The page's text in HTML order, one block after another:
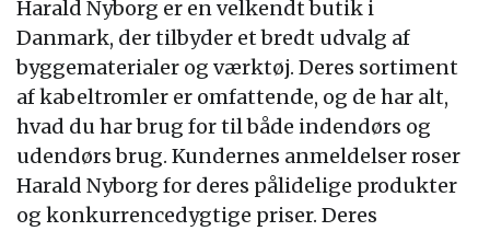
Harald Nyborg er en velkendt butik i
Danmark, der tilbyder et bredt udvalg af
byggematerialer og værktøj. Deres sortiment
af kabeltromler er omfattende, og de har alt,
hvad du har brug for til både indendørs og
udendørs brug. Kundernes anmeldelser roser
Harald Nyborg for deres pålidelige produkter
og konkurrencedygtige priser. Deres